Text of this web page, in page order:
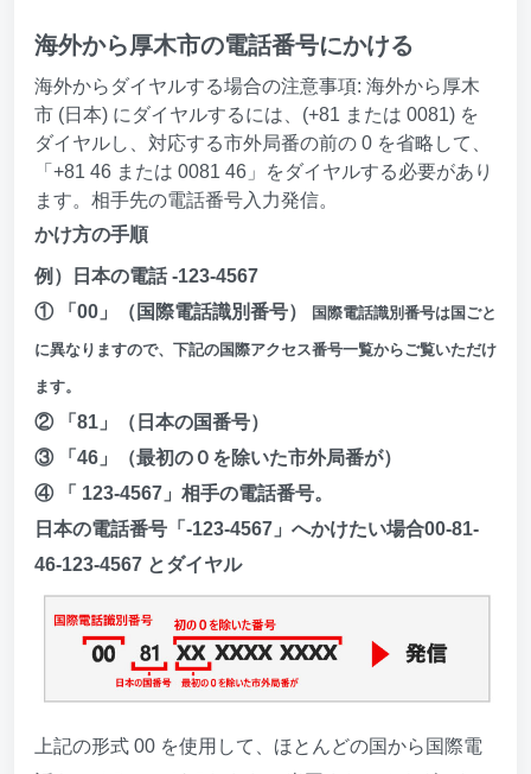
海外から厚木市の電話番号にかける
海外からダイヤルする場合の注意事項: 海外から厚木
市 (日本) にダイヤルするには、(+81 または 0081) を
ダイヤルし、対応する市外局番の前の 0 を省略して、
「+81 46 または 0081 46」をダイヤルする必要があり
ます。相手先の電話番号入力発信。
かけ方の手順
例）日本の電話 -123-4567
① 「00」（国際電話識別番号）
国際電話識別番号は国ごと
に異なりますので、下記の国際アクセス番号一覧からご覧いただけ
ます。
② 「81」（日本の国番号）
③ 「46」（最初の０を除いた市外局番が）
④ 「 123-4567」相手の電話番号。
日本の電話番号「-123-4567」へかけたい場合00-81-
46-123-4567 とダイヤル
上記の形式 00 を使用して、ほとんどの国から国際電